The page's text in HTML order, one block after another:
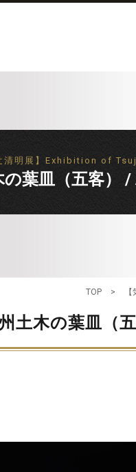
清明展】Exhibition of
の葉皿（五客）
TOP >
土木の葉皿（五